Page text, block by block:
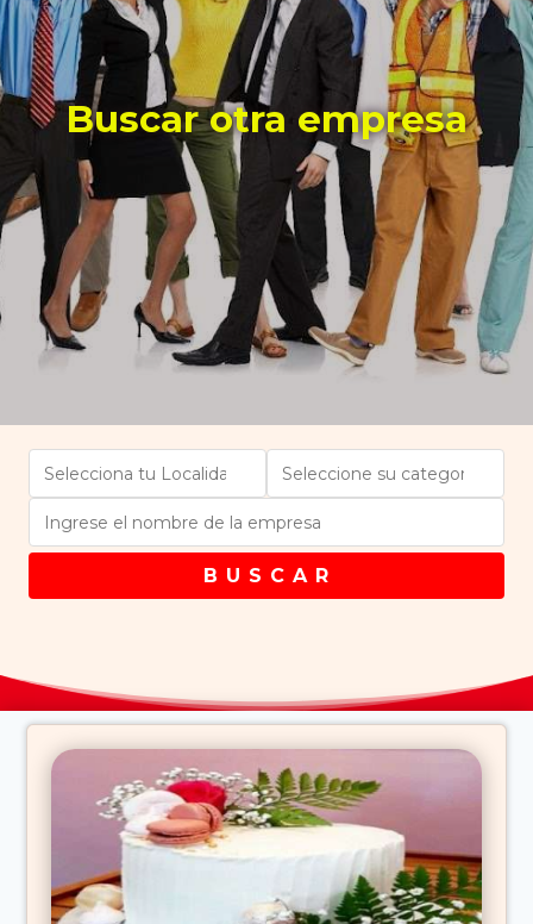
Buscar otra empresa
B U S C A R